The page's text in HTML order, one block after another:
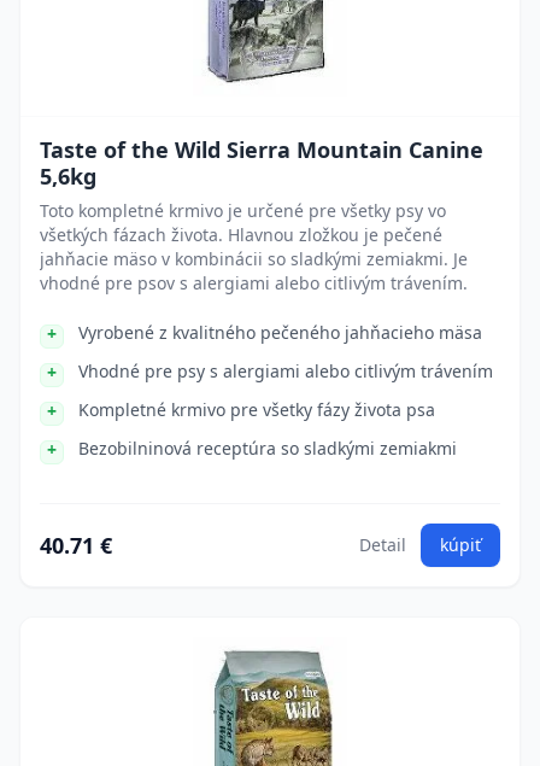
Taste of the Wild Sierra Mountain Canine
5,6kg
Toto kompletné krmivo je určené pre všetky psy vo
všetkých fázach života. Hlavnou zložkou je pečené
jahňacie mäso v kombinácii so sladkými zemiakmi. Je
vhodné pre psov s alergiami alebo citlivým trávením.
Vyrobené z kvalitného pečeného jahňacieho mäsa
Vhodné pre psy s alergiami alebo citlivým trávením
Kompletné krmivo pre všetky fázy života psa
Bezobilninová receptúra so sladkými zemiakmi
40.71 € Detail kúpiť